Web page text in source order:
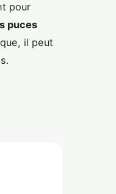
pour
puces
il peut